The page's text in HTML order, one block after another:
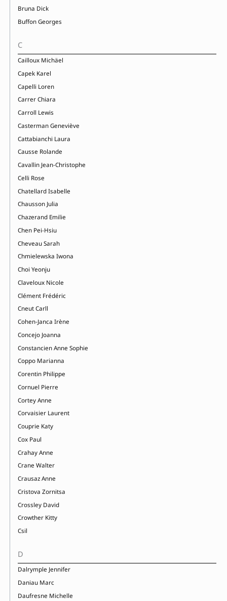
Bruna Dick
Buffon Georges
C
Cailloux Michäel
Capek Karel
Capelli Loren
Carrer Chiara
Carroll Lewis
Casterman Geneviève
Cattabianchi Laura
Causse Rolande
Cavallin Jean-Christophe
Celli Rose
Chatellard Isabelle
Chausson Julia
Chazerand Emilie
Chen Pei-Hsiu
Cheveau Sarah
Chmielewska Iwona
Choi Yeonju
Claveloux Nicole
Clément Frédéric
Cneut Carll
Cohen-Janca Irène
Concejo Joanna
Constancien Anne Sophie
Coppo Marianna
Corentin Philippe
Cornuel Pierre
Cortey Anne
Corvaisier Laurent
Couprie Katy
Cox Paul
Crahay Anne
Crane Walter
Crausaz Anne
Cristova Zornitsa
Crossley David
Crowther Kitty
Csil
D
Dalrymple Jennifer
Daniau Marc
Daufresne Michelle